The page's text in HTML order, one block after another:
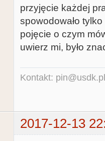
przyjęcie każdej
spowodowało
pojęcie o czym
uwierz mi, było
Kontakt: pin@usdk.pl
2017-12-13